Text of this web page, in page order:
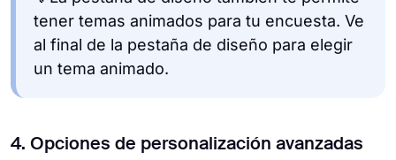
tener temas animados para tu encuesta. Ve
al final de la pestaña de diseño para elegir
un tema animado.
4. Opciones de personalización avanzadas